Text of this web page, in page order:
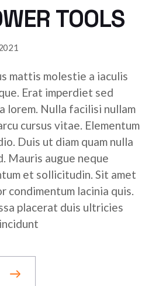
TOOLS
mattis molestie a iaculis
Erat imperdiet sed
lorem. Nulla facilisi nullam
cursus vitae. Elementum
Duis ut diam quam nulla
Mauris augue neque
et sollicitudin. Sit amet
condimentum lacinia quis.
placerat duis ultricies